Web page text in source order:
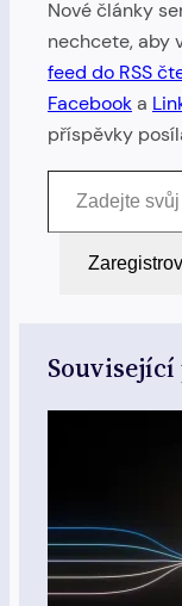
Nové články
nechcete, aby
feed do RSS
Facebooka
příspěvky
Zadejte svůj e-mail…